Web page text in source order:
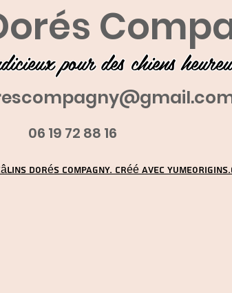
pour des chiens
06 19 72 88 16
Dorés Compagny. Créé avec